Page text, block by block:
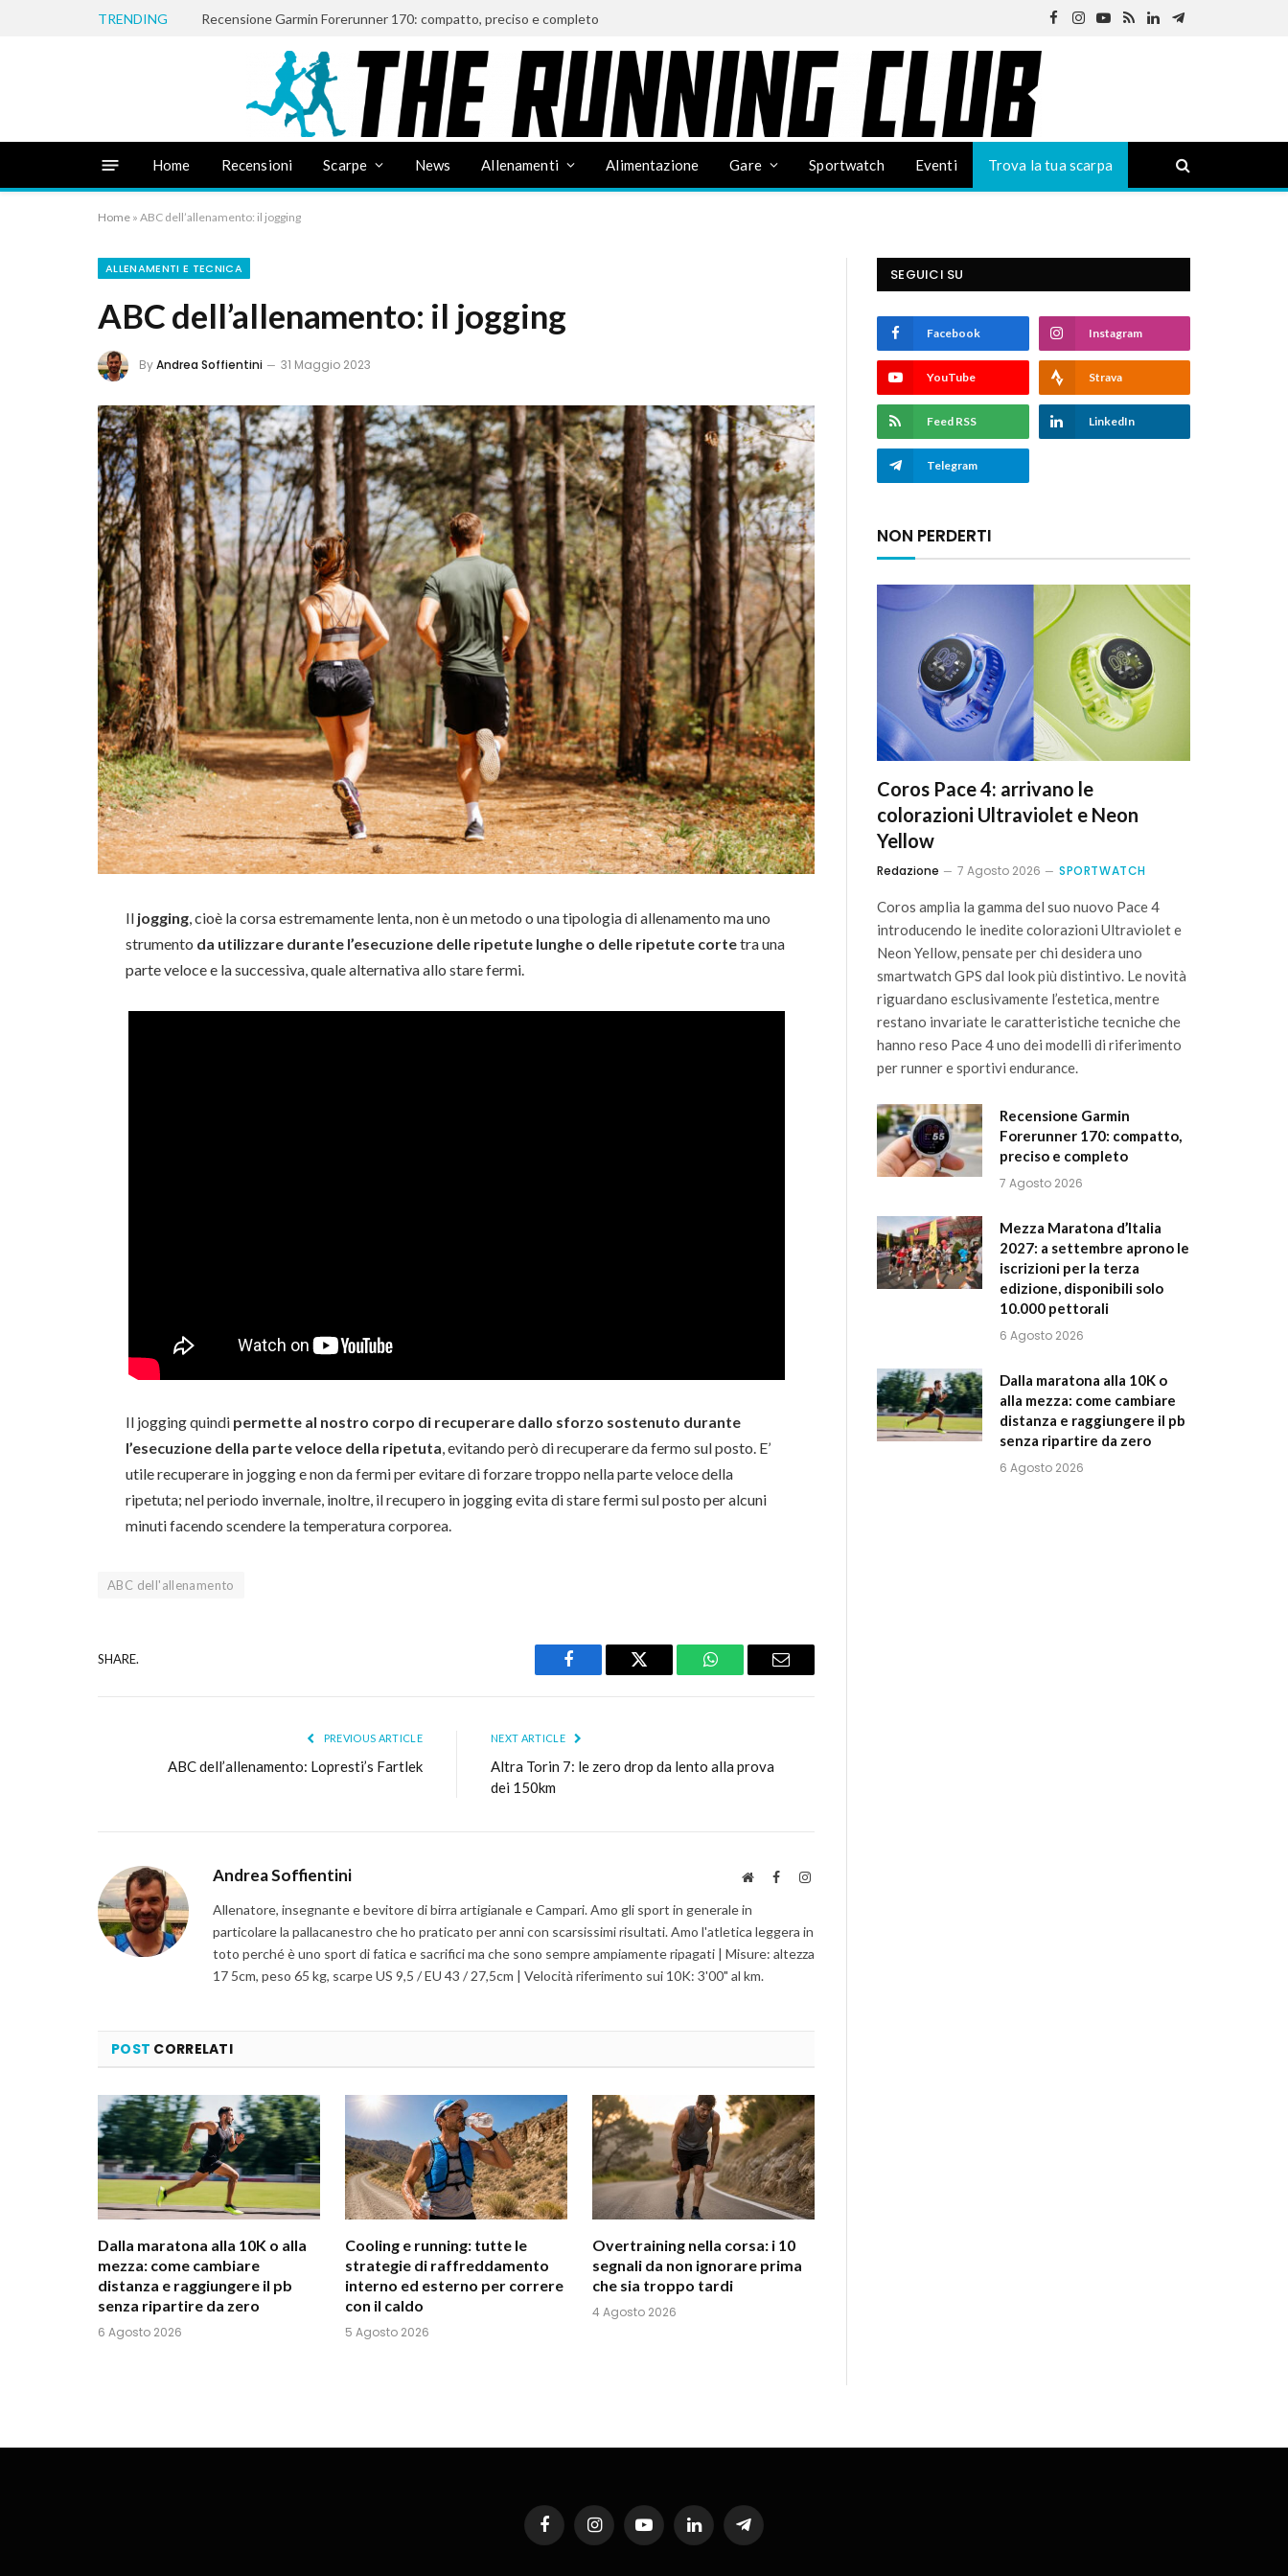
TRENDING Recensione Garmin Forerunner 170: compatto, preciso e completo
Facebook
Instagram
YouTube
RSSLinkedInTelegram
Home Recensioni Scarpe News Allenamenti Alimentazione Gare Sportwatch Eventi Trova la tua scarpa
Home » ABC dell’allenamento: il jogging
ALLENAMENTI E TECNICA
ABC dell’allenamento: il jogging
ByAndrea Soffientini 31 Maggio 2023
Il jogging, cioè la corsa estremamente lenta, non è un metodo o una tipologia di allenamento ma uno
strumento da utilizzare durante l’esecuzione delle ripetute lunghe o delle ripetute cortetra una
parte veloce e la successiva, quale alternativa allo stare fermi.
Il jogging quindi permette al nostro corpo di recuperare dallo sforzo sostenuto durante
l’esecuzione della parte veloce della ripetuta , evitando però di recuperare da fermo sul posto. E’
utile recuperare in jogging e non da fermi per evitare di forzare troppo nella parte veloce della
ripetuta; nel periodo invernale, inoltre, il recupero in jogging evita di stare fermi sul posto per alcuni
minuti facendo scendere la temperatura corporea.
ABC dell'allenamento
SHARE.
Facebook Twitter WhatsAppEmail
PREVIOUS ARTICLE
ABC dell’allenamento: Lopresti’s Fartlek
NEXT ARTICLE
Altra Torin 7: le zero drop da lento alla prova
dei 150km
Andrea Soffientini WebsiteFacebookInstagram
Allenatore, insegnante e bevitore di birra artigianale e Campari. Amo gli sport in generale in
particolare la pallacanestro che ho praticato per anni con scarsissimi risultati. Amo l'atletica leggera in
toto perché è uno sport di fatica e sacrifici ma che sono sempre ampiamente ripagati | Misure: altezza
17 5cm, peso 65 kg, scarpe US 9,5 / EU 43 / 27,5cm | Velocità riferimento sui 10K: 3'00" al km.
POST CORRELATI
Dalla maratona alla 10K o alla
mezza: come cambiare
distanza e raggiungere il pb
senza ripartire da zero
6 Agosto 2026
Cooling e running: tutte le
strategie di raffreddamento
interno ed esterno per correre
con il caldo
5 Agosto 2026
Overtraining nella corsa: i 10
segnali da non ignorare prima
che sia troppo tardi
4 Agosto 2026
SEGUICI SU
Facebook Instagram
YouTube Strava
Feed RSS LinkedIn
Telegram
NON PERDERTI
Coros Pace 4: arrivano le
colorazioni Ultraviolet e Neon
Yellow
Redazione 7 Agosto 2026 SPORTWATCH
Coros amplia la gamma del suo nuovo Pace 4
introducendo le inedite colorazioni Ultraviolet e
Neon Yellow, pensate per chi desidera uno
smartwatch GPS dal look più distintivo. Le novità
riguardano esclusivamente l’estetica, mentre
restano invariate le caratteristiche tecniche che
hanno reso Pace 4 uno dei modelli di riferimento
per runner e sportivi endurance.
Recensione Garmin
Forerunner 170: compatto,
preciso e completo
7 Agosto 2026
Mezza Maratona d’Italia
2027: a settembre aprono le
iscrizioni per la terza
edizione, disponibili solo
10.000 pettorali
6 Agosto 2026
Dalla maratona alla 10K o
alla mezza: come cambiare
distanza e raggiungere il pb
senza ripartire da zero
6 Agosto 2026
FacebookInstagramYouTubeLinkedIn Telegram